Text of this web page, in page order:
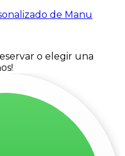
de Manu
o elegir una